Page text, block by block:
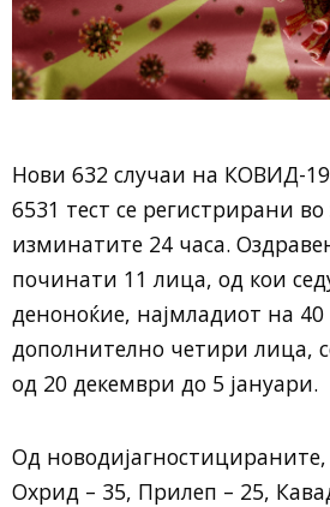
Нови 632 случаи на КОВИД-
6531 тест се регистрирани во
изминатите 24 часа.
починати 11 лица, од кои
деноноќие, најмладиот на
дополнително четири лица,
од 20 декември до 5 јануари.
Од новодијагностицираните,
Охрид – 35, Прилеп – 25,